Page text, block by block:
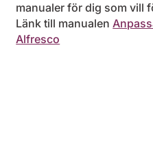
manualer för dig som vill
Länk till manualen
Alfresco